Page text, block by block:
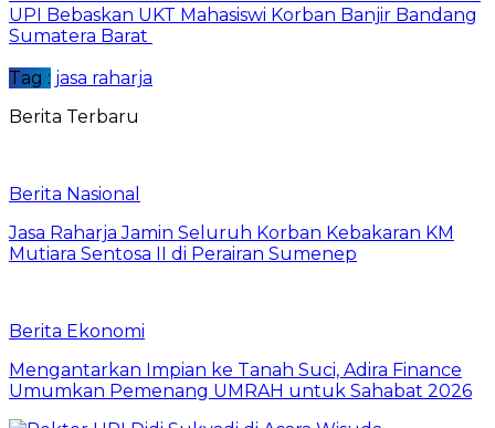
UPI Bebaskan UKT Mahasiswi Korban Banjir Bandang
Sumatera Barat
Tag : jasa raharja
Berita Terbaru
Berita Nasional
Jasa Raharja Jamin Seluruh Korban Kebakaran KM
Mutiara Sentosa II di Perairan Sumenep
Berita Ekonomi
Mengantarkan Impian ke Tanah Suci, Adira Finance
Umumkan Pemenang UMRAH untuk Sahabat 2026